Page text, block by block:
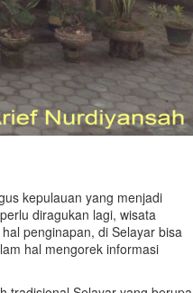
kepulauan yang menjadi
diragukan lagi, wisata
penginapan, di Selayar bisa
hal mengorek informasi